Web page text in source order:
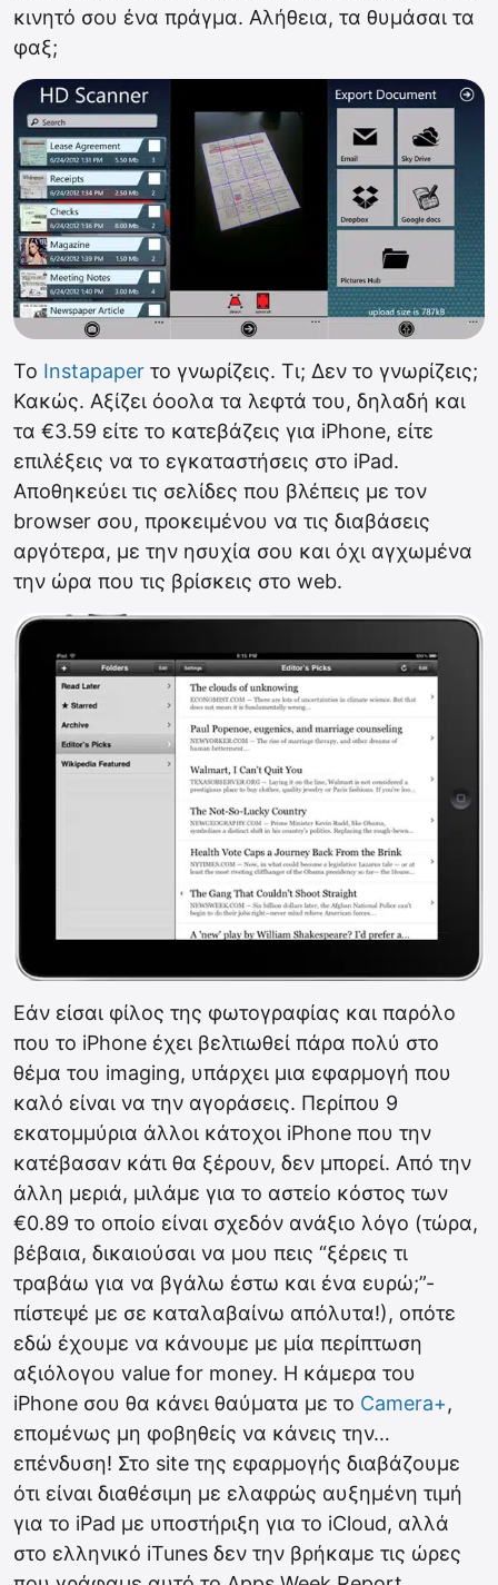
κινητό σου ένα πράγμα. Αλήθεια, τα θυμάσαι τα
φαξ;
To Instapaper το γνωρίζεις. Τι; Δεν το γνωρίζεις;
Κακώς. Αξίζει όοολα τα λεφτά του, δηλαδή και
τα €3.59 είτε το κατεβάζεις για iPhone, είτε
επιλέξεις να το εγκαταστήσεις στο iPad.
Αποθηκεύει τις σελίδες που βλέπεις με τον
browser σου, προκειμένου να τις διαβάσεις
αργότερα, με την ησυχία σου και όχι αγχωμένα
την ώρα που τις βρίσκεις στο web.
Εάν είσαι φίλος της φωτογραφίας και παρόλο
που το iPhone έχει βελτιωθεί πάρα πολύ στο
θέμα του imaging, υπάρχει μια εφαρμογή που
καλό είναι να την αγοράσεις. Περίπου 9
εκατομμύρια άλλοι κάτοχοι iPhone που την
κατέβασαν κάτι θα ξέρουν, δεν μπορεί. Από την
άλλη μεριά, μιλάμε για το αστείο κόστος των
€0.89 το οποίο είναι σχεδόν ανάξιο λόγο (τώρα,
βέβαια, δικαιούσαι να μου πεις “ξέρεις τι
τραβάω για να βγάλω έστω και ένα ευρώ;”-
πίστεψέ με σε καταλαβαίνω απόλυτα!), οπότε
εδώ έχουμε να κάνουμε με μία περίπτωση
αξιόλογου value for money. H κάμερα του
iPhone σου θα κάνει θαύματα με το Camera+,
επομένως μη φοβηθείς να κάνεις την…
επένδυση! Στο site της εφαρμογής διαβάζουμε
ότι είναι διαθέσιμη με ελαφρώς αυξημένη τιμή
για το iPad με υποστήριξη για το iCloud, αλλά
στο ελληνικό iTunes δεν την βρήκαμε τις ώρες